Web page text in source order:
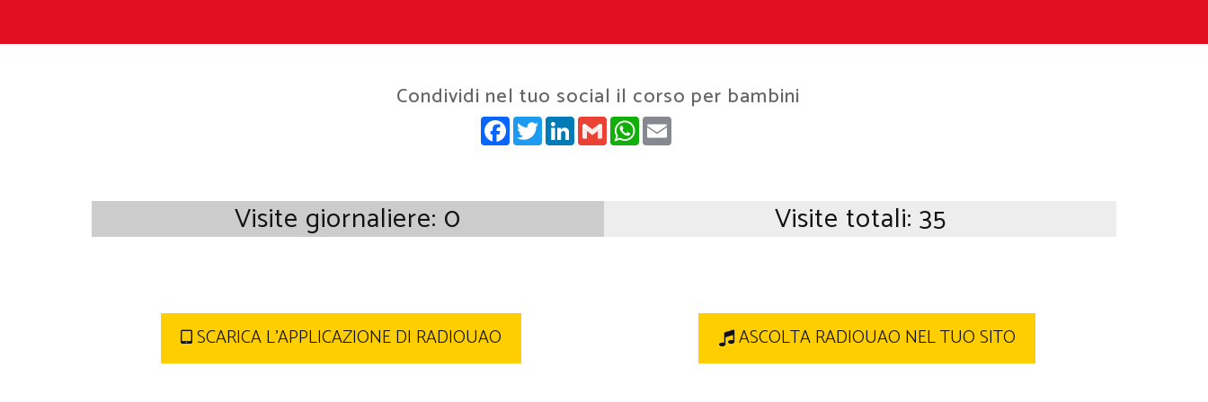
Condividi nel tuo social il corso per bambini
FACEBOOK
TWITTERLINKEDIN
GMAILWHATSAPP
Visite giornaliere: 0 Visite totali: 35
SCARICA L'APPLICAZIONE DI RADIOUAO ASCOLTA RADIOUAO NEL TUO SITO